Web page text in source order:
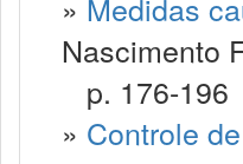
Nascimento
p. 176-196
» Controle